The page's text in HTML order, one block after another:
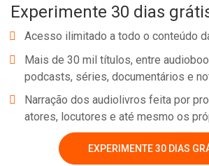
Experimente 30 dias
Acesso ilimitado a todo o conteúdo
Mais de 30 mil títulos, entre
podcasts, séries, documentários e
Narração dos audiolivros feita por
atores, locutores e até mesmo os
EXPERIMENTE 30 DIAS